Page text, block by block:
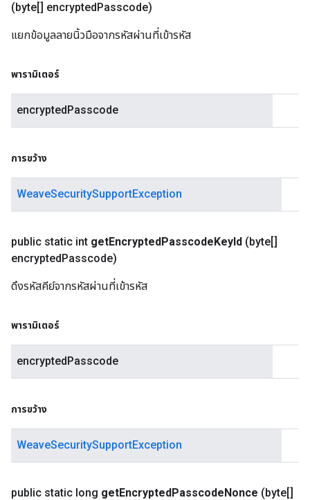
(byte[] encryptedPasscode)
แยกข้อมูลลายนิ้วมือจากรหัสผ่านที่เข้ารหัส
พารามิเตอร์
encryptedPasscode
การขว้าง
WeaveSecuritySupportException
public static int getEncryptedPasscodeKeyId (byte[]
encryptedPasscode)
ดึงรหัสคีย์จากรหัสผ่านที่เข้ารหัส
พารามิเตอร์
encryptedPasscode
การขว้าง
WeaveSecuritySupportException
public static long getEncryptedPasscodeNonce (byte[]